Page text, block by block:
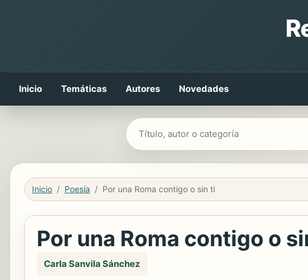
Inicio Temáticas Autores Novedades
Buscar libros
Inicio Poesía Por una Roma contigo o sin ti
Por una Roma contigo o
Carla Sanvila Sánchez